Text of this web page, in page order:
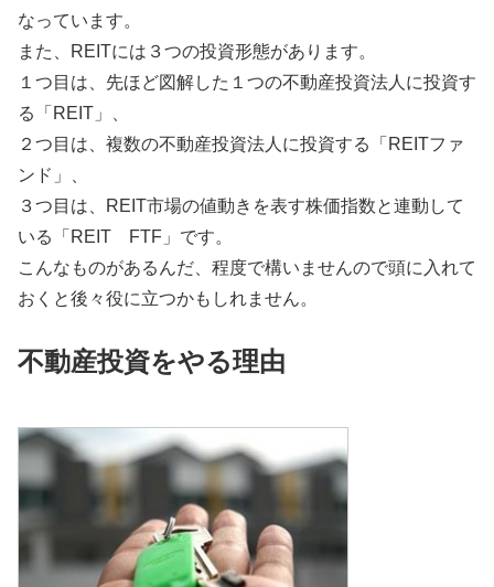
なっています。
また、REITには３つの投資形態があります。
１つ目は、先ほど図解した１つの不動産投資法人に投資す
る「REIT」、
２つ目は、複数の不動産投資法人に投資する「REITファ
ンド」、
３つ目は、REIT市場の値動きを表す株価指数と連動して
いる「REIT FTF」です。
こんなものがあるんだ、程度で構いませんので頭に入れて
おくと後々役に立つかもしれません。
不動産投資をやる理由